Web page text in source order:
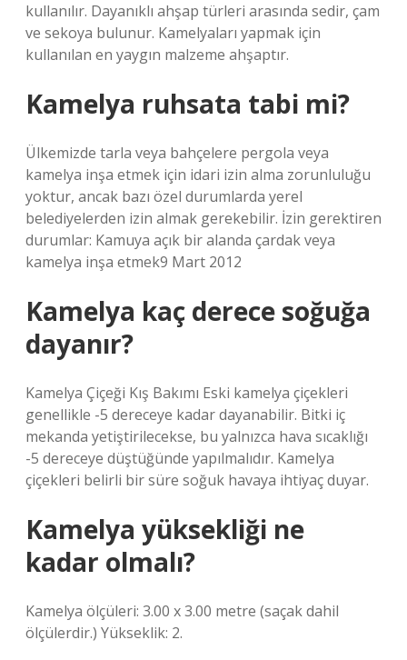
kullanılır. Dayanıklı ahşap türleri arasında sedir, çam
ve sekoya bulunur. Kamelyaları yapmak için
kullanılan en yaygın malzeme ahşaptır.
Kamelya ruhsata tabi mi?
Ülkemizde tarla veya bahçelere pergola veya
kamelya inşa etmek için idari izin alma zorunluluğu
yoktur, ancak bazı özel durumlarda yerel
belediyelerden izin almak gerekebilir. İzin gerektiren
durumlar: Kamuya açık bir alanda çardak veya
kamelya inşa etmek9 Mart 2012
Kamelya kaç derece soğuğa
dayanır?
Kamelya Çiçeği Kış Bakımı Eski kamelya çiçekleri
genellikle -5 dereceye kadar dayanabilir. Bitki iç
mekanda yetiştirilecekse, bu yalnızca hava sıcaklığı
-5 dereceye düştüğünde yapılmalıdır. Kamelya
çiçekleri belirli bir süre soğuk havaya ihtiyaç duyar.
Kamelya yüksekliği ne
kadar olmalı?
Kamelya ölçüleri: 3.00 x 3.00 metre (saçak dahil
ölçülerdir.) Yükseklik: 2.